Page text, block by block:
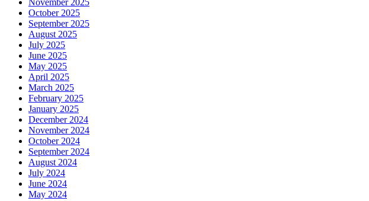
October 2025
September 2025
August 2025
July 2025
June 2025
May 2025
April 2025
March 2025
February 2025
January 2025
December 2024
November 2024
October 2024
September 2024
August 2024
July 2024
June 2024
May 2024